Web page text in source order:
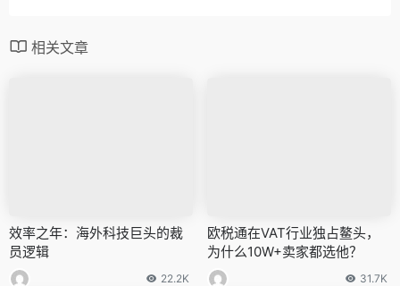
相关文章
效率之年：海外科技巨头的裁
员逻辑
22.2K
欧税通在VAT行业独占鳌头，
为什么10W+卖家都选他？
31.7K